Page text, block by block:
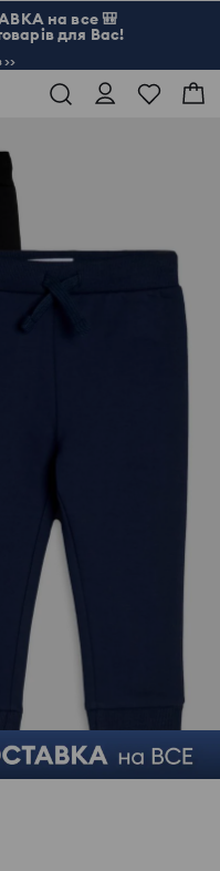
на все 🎒
для Вас!
>>